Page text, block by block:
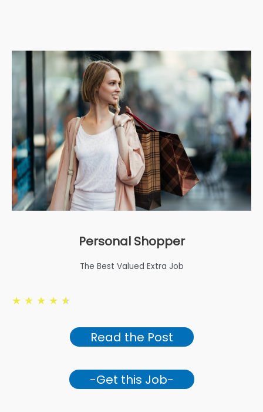
Personal Shopper
The Best Valued Extra Job
★ ★ ★ ★ ★
Read the Post
-Get this Job-